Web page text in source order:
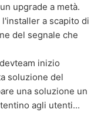
upgrade a metà.
a scapito di
del segnale che
inizio
soluzione del
una soluzione un
agli utenti...